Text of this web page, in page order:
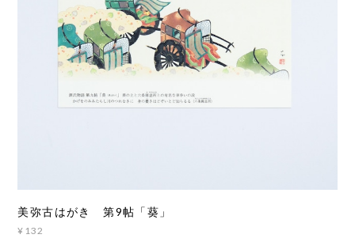
美弥古はがき 第9帖「葵」
¥132